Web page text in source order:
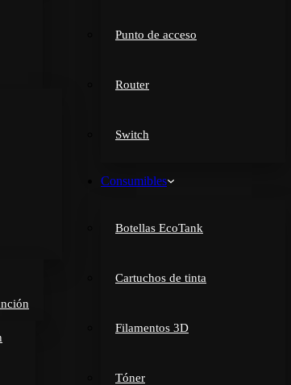
Punto de acceso
Router
Switch
Consumibles
Botellas EcoTank
Cartuchos de tinta
Filamentos 3D
Tóner